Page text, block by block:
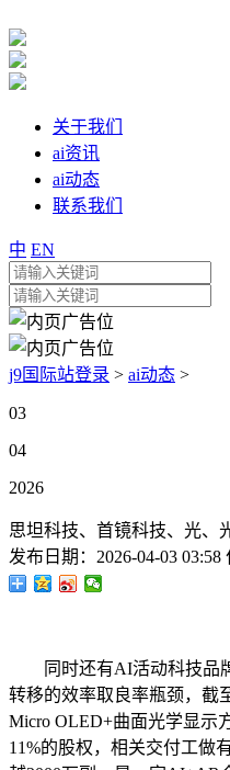
关于我们
ai资讯
ai动态
联系我们
中 EN
j9国际站登录 > ai动态 >
03
04
2026
思坦科技、首镜科技、光、
发布日期： 2026-04-03 03:58
同时还有AI活动科技品牌
转移的效率取良率瓶颈，截
Micro OLED+曲面光学显示
11%的股权，相关交付工做